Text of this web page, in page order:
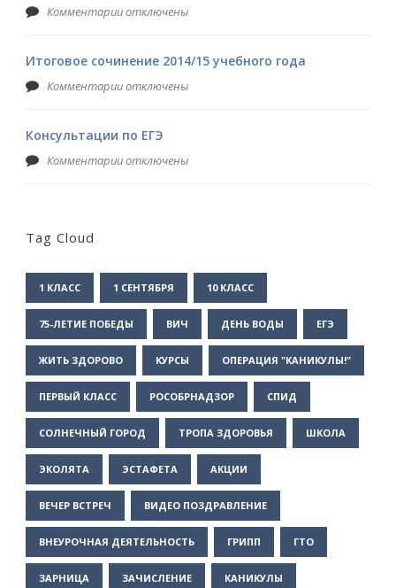
Комментарии отключены
Итоговое сочинение 2014/15 учебного года
Комментарии отключены
Консультации по ЕГЭ
Комментарии отключены
Tag Cloud
1 КЛАСС 1 СЕНТЯБРЯ 10 КЛАСС
75-ЛЕТИЕ ПОБЕДЫ ВИЧ ДЕНЬ ВОДЫ ЕГЭ
ЖИТЬ ЗДОРОВО КУРСЫ ОПЕРАЦИЯ "КАНИКУЛЫ!"
ПЕРВЫЙ КЛАСС РОСОБРНАДЗОР СПИД
СОЛНЕЧНЫЙ ГОРОД ТРОПА ЗДОРОВЬЯ ШКОЛА
ЭКОЛЯТА ЭСТАФЕТА АКЦИИ
ВЕЧЕР ВСТРЕЧ ВИДЕО ПОЗДРАВЛЕНИЕ
ВНЕУРОЧНАЯ ДЕЯТЕЛЬНОСТЬ ГРИПП ГТО
ЗАРНИЦА ЗАЧИСЛЕНИЕ КАНИКУЛЫ